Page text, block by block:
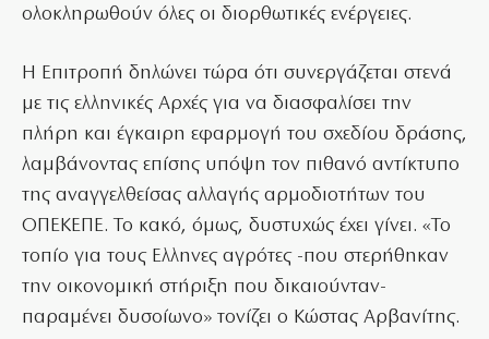
ολοκληρωθούν όλες οι διορθωτικές ενέργειες.
Η Επιτροπή δηλώνει τώρα ότι συνεργάζεται στενά
με τις ελληνικές Αρχές για να διασφαλίσει την
πλήρη και έγκαιρη εφαρμογή του σχεδίου δράσης,
λαμβάνοντας επίσης υπόψη τον πιθανό αντίκτυπο
της αναγγελθείσας αλλαγής αρμοδιοτήτων του
ΟΠΕΚΕΠΕ. Το κακό, όμως, δυστυχώς έχει γίνει. «Το
τοπίο για τους Ελληνες αγρότες -που στερήθηκαν
την οικονομική στήριξη που δικαιούνταν-
παραμένει δυσοίωνο» τονίζει ο Κώστας Αρβανίτης.